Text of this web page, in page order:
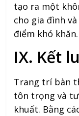
tạo ra một
cho gia đình
điểm khó khăn.
IX. Kết
Trang trí bàn
tôn trọng và
khuất. Bằng